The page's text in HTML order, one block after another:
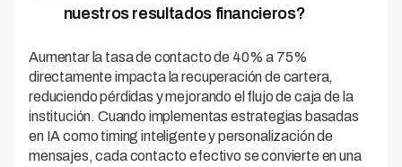
nuestros resultados financieros?
Aumentar la tasa de contacto de 40% a 75%
directamente impacta la recuperación de cartera,
reduciendo pérdidas y mejorando el flujo de caja de la
institución. Cuando implementas estrategias basadas
en IA como timing inteligente y personalización de
mensajes, cada contacto efectivo se convierte en una